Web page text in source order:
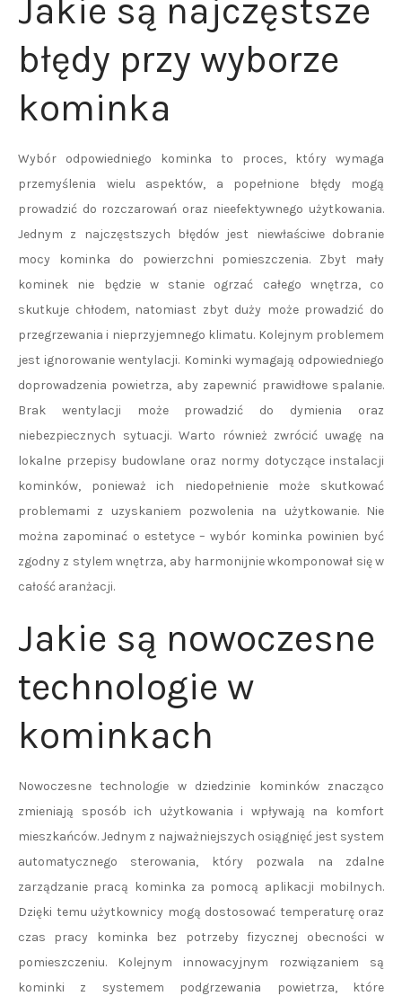
Jakie są najczęstsze
błędy przy wyborze
kominka
Wybór odpowiedniego kominka to proces, który wymaga
przemyślenia wielu aspektów, a popełnione błędy mogą
prowadzić do rozczarowań oraz nieefektywnego użytkowania.
Jednym z najczęstszych błędów jest niewłaściwe dobranie
mocy kominka do powierzchni pomieszczenia. Zbyt mały
kominek nie będzie w stanie ogrzać całego wnętrza, co
skutkuje chłodem, natomiast zbyt duży może prowadzić do
przegrzewania i nieprzyjemnego klimatu. Kolejnym problemem
jest ignorowanie wentylacji. Kominki wymagają odpowiedniego
doprowadzenia powietrza, aby zapewnić prawidłowe spalanie.
Brak wentylacji może prowadzić do dymienia oraz
niebezpiecznych sytuacji. Warto również zwrócić uwagę na
lokalne przepisy budowlane oraz normy dotyczące instalacji
kominków, ponieważ ich niedopełnienie może skutkować
problemami z uzyskaniem pozwolenia na użytkowanie. Nie
można zapominać o estetyce – wybór kominka powinien być
zgodny z stylem wnętrza, aby harmonijnie wkomponował się w
całość aranżacji.
Jakie są nowoczesne
technologie w
kominkach
Nowoczesne technologie w dziedzinie kominków znacząco
zmieniają sposób ich użytkowania i wpływają na komfort
mieszkańców. Jednym z najważniejszych osiągnięć jest system
automatycznego sterowania, który pozwala na zdalne
zarządzanie pracą kominka za pomocą aplikacji mobilnych.
Dzięki temu użytkownicy mogą dostosować temperaturę oraz
czas pracy kominka bez potrzeby fizycznej obecności w
pomieszczeniu. Kolejnym innowacyjnym rozwiązaniem są
kominki z systemem podgrzewania powietrza, które